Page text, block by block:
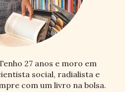
27 anos e moro em
social, radialista e
com um livro na bolsa.